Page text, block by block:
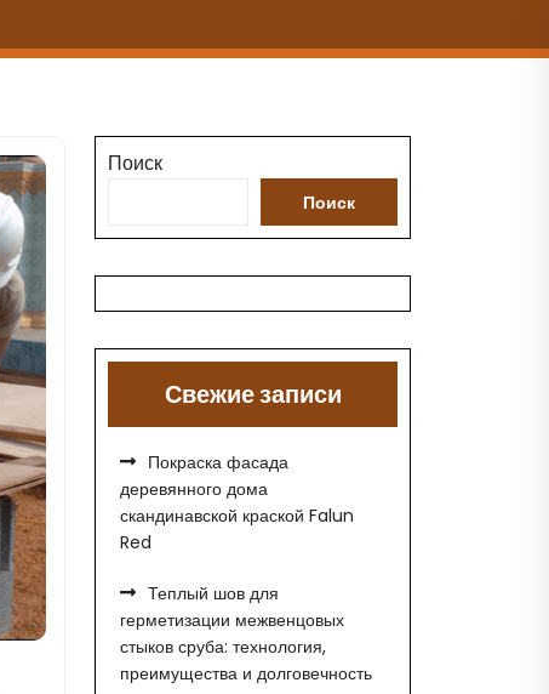
Поиск
Поиск
Свежие записи
Покраска фасада
деревянного дома
скандинавской краской Falun
Red
Теплый шов для
герметизации межвенцовых
стыков сруба: технология,
преимущества и долговечность